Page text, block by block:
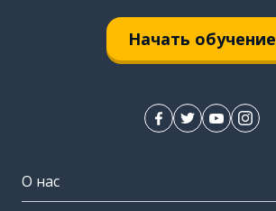
Начать обучение
О нас